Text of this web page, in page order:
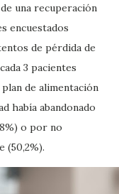
una recuperación
encuestados
de pérdida de
3 pacientes
de alimentación
había abandonado
o por no
(50,2%).